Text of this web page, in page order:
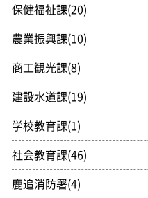
保健福祉課(20)
農業振興課(10)
商工観光課(8)
建設水道課(19)
学校教育課(1)
社会教育課(46)
鹿追消防署(4)